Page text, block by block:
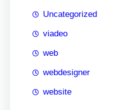
Uncategorized
viadeo
web
webdesigner
website